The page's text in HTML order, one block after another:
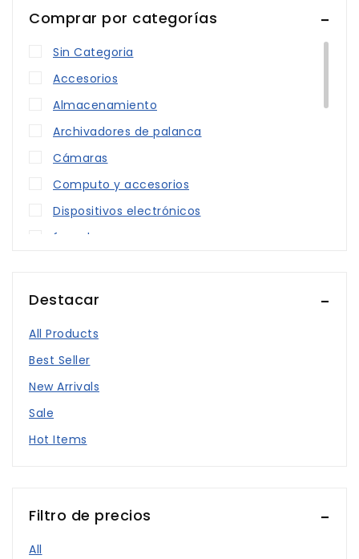
Comprar por categorías
Sin Categoria
Accesorios
Almacenamiento
Archivadores de palanca
Cámaras
Computo y accesorios
Dispositivos electrónicos
fusor kyocera
Master Duplo
Memoria USB
Ofertas
Procesadores
Rack
Suministros
Destacar
All Products
Best Seller
New Arrivals
Sale
Hot Items
Filtro de precios
All